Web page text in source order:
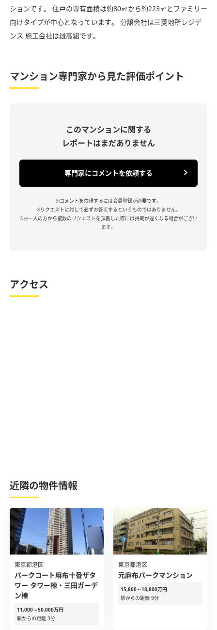
ションです。 住戸の専有面積は約80㎡から約223㎡とファミリー
向けタイプが中心となっています。 分譲会社は三菱地所レジデ
ンス 施工会社は錢高組です。
マンション専門家から見た評価ポイント
このマンションに関する
レポートはまだありません
専門家にコメントを依頼する
※コメントを依頼するには会員登録が必要です。
※リクエストに対して必ずお答えするというものではありません。
※お一人の方から複数のリクエストを頂戴した際には掲載が遅くなる場合がござい
ます。
アクセス
近隣の物件情報
東京都港区
パークコート麻布十番ザタ
ワー タワー棟・三田ガーデ
ン棟
11,000～50,000万円
駅からの距離 3分
東京都港区
元麻布パークマンション
15,800～18,800万円
駅からの距離 9分